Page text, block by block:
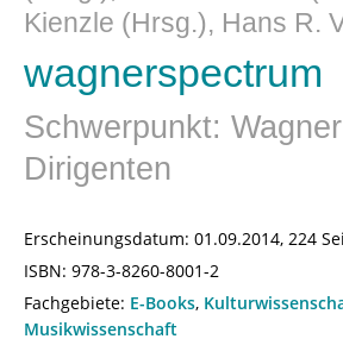
Kienzle (Hrsg.), Hans R.
wagnerspectrum
Schwerpunkt:
Dirigenten
Erscheinungsdatum: 01.09.2014, 224
ISBN: 978-3-8260-8001-2
Fachgebiete: E-Books,
Musikwissenschaft